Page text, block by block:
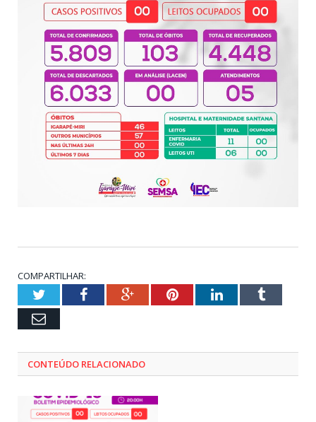
COMPARTILHAR:
TwitterFacebookGoogle+PinterestLinkedInTumblr
Email
CONTEÚDO RELACIONADO